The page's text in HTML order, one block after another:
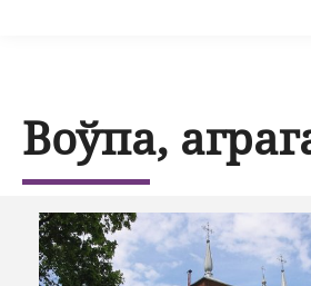
Воўпа,